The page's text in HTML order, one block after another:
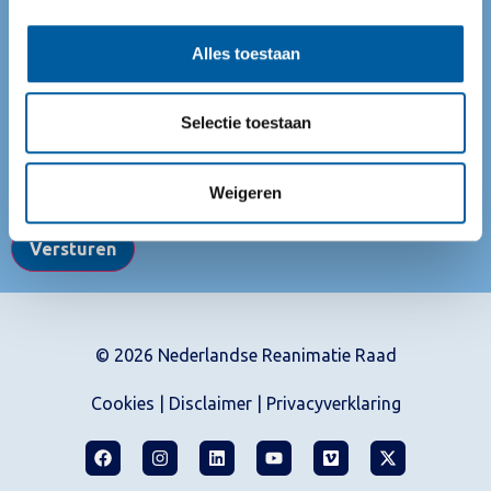
Alles toestaan
Selectie toestaan
Weigeren
Schrijf je in voor de nieuwsbrief
Blijf op de hoogte van nieuws en ontwikkelingen
op het gebied van richtlijnen en reanimatie onderwijs.
Versturen
© 2026 Nederlandse Reanimatie Raad
Cookies Disclaimer| Privacyverklaring